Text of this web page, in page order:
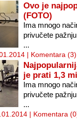
Ovo je
(FOTO)
Ima mnogo
privučete
...
| Komentara (3)
je prati 1,3
Ima mnogo
privučete
...
| Komentara